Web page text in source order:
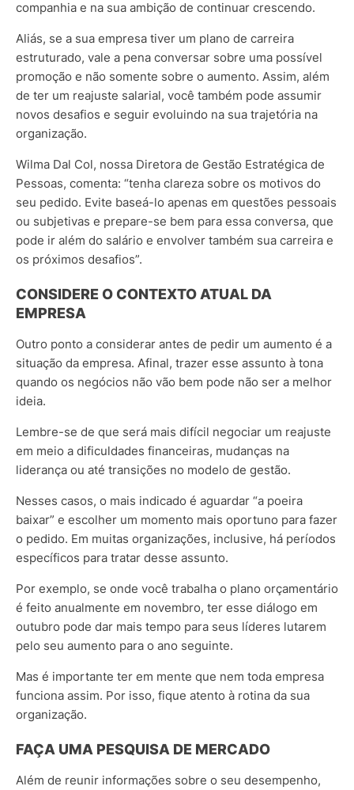
companhia e na sua ambição de continuar crescendo.
Aliás, se a sua empresa tiver um plano de carreira
estruturado, vale a pena conversar sobre uma possível
promoção e não somente sobre o aumento. Assim, além
de ter um reajuste salarial, você também pode assumir
novos desafios e seguir evoluindo na sua trajetória na
organização.
Wilma Dal Col, nossa Diretora de Gestão Estratégica de
Pessoas, comenta: “tenha clareza sobre os motivos do
seu pedido. Evite baseá-lo apenas em questões pessoais
ou subjetivas e prepare-se bem para essa conversa, que
pode ir além do salário e envolver também sua carreira e
os próximos desafios”.
CONSIDERE O CONTEXTO ATUAL DA
EMPRESA
Outro ponto a considerar antes de pedir um aumento é a
situação da empresa. Afinal, trazer esse assunto à tona
quando os negócios não vão bem pode não ser a melhor
ideia.
Lembre-se de que será mais difícil negociar um reajuste
em meio a dificuldades financeiras, mudanças na
liderança ou até transições no modelo de gestão.
Nesses casos, o mais indicado é aguardar “a poeira
baixar” e escolher um momento mais oportuno para fazer
o pedido. Em muitas organizações, inclusive, há períodos
específicos para tratar desse assunto.
Por exemplo, se onde você trabalha o plano orçamentário
é feito anualmente em novembro, ter esse diálogo em
outubro pode dar mais tempo para seus líderes lutarem
pelo seu aumento para o ano seguinte.
Mas é importante ter em mente que nem toda empresa
funciona assim. Por isso, fique atento à rotina da sua
organização.
FAÇA UMA PESQUISA DE MERCADO
Além de reunir informações sobre o seu desempenho,